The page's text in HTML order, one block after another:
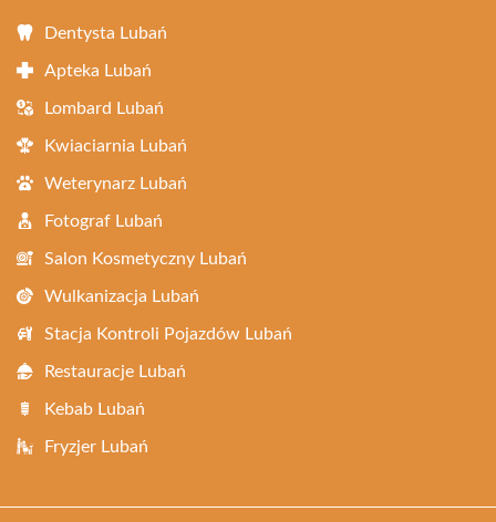
Dentysta Lubań
Apteka Lubań
Lombard Lubań
Kwiaciarnia Lubań
Weterynarz Lubań
Fotograf Lubań
Salon Kosmetyczny Lubań
Wulkanizacja Lubań
Stacja Kontroli Pojazdów Lubań
Restauracje Lubań
Kebab Lubań
Fryzjer Lubań